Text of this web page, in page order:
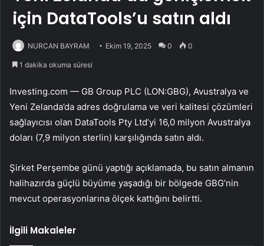
için DataTools’u satın aldı
NURCAN BAYRAM Ekim 19, 2025 0 0
1 dakika okuma süresi
Investing.com — GB Group PLC (LON:GBG), Avustralya ve
Yeni Zelanda’da adres doğrulama ve veri kalitesi çözümleri
sağlayıcısı olan DataTools Pty Ltd’yi 16,0 milyon Avustralya
doları (7,9 milyon sterlin) karşılığında satın aldı.
Şirket Perşembe günü yaptığı açıklamada, bu satın almanın
halihazırda güçlü büyüme yaşadığı bir bölgede GBG’nin
mevcut operasyonlarına ölçek kattığını belirtti.
İlgili Makaleler